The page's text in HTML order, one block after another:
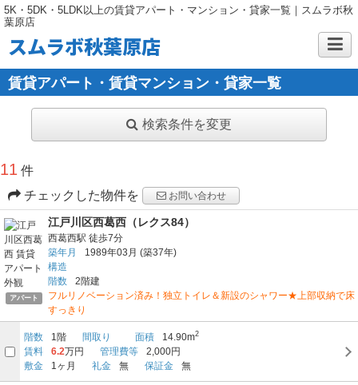
5K・5DK・5LDK以上の賃貸アパート・マンション・貸家一覧｜スムラボ秋
葉原店
スムラボ秋葉原店
賃貸アパート・賃貸マンション・貸家一覧
検索条件を変更
11 件
チェックした物件を
お問い合わせ
アパート
江戸川区西葛西（レクス84）
西葛西駅 徒歩7分
築年月
1989年03月 (築37年)
構造
階数
2階建
フルリノベーション済み！独立トイレ＆新設のシャワー★上部収納で床
すっきり
階数 1階 間取り 面積 14.90m2
賃料 6.2万円 管理費等
2,000円
敷金
1ヶ月 礼金 無 保証金 無